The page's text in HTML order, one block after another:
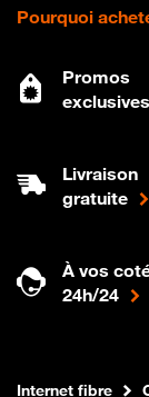
Pourquoi
Promos
exclusives
Livraison
gratuite
À vos
24h/24
Boutique Orange
Internet fibre